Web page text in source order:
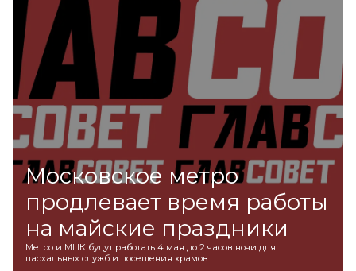
Московское метро
продлевает время работы
на майские праздники
Метро и МЦК будут работать 4 мая до 2 часов ночи для
пасхальных служб и посещения храмов.